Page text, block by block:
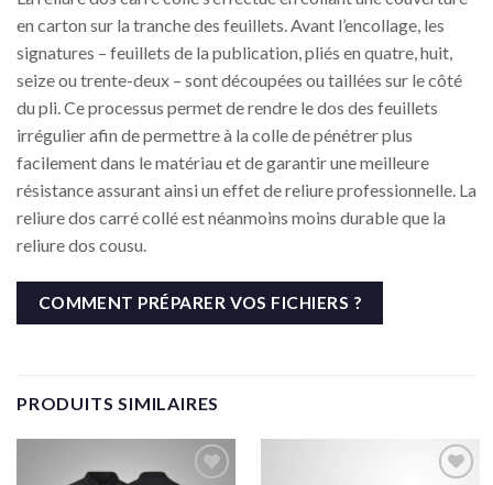
en carton sur la tranche des feuillets. Avant l’encollage, les
signatures – feuillets de la publication, pliés en quatre, huit,
seize ou trente-deux – sont découpées ou taillées sur le côté
du pli. Ce processus permet de rendre le dos des feuillets
irrégulier afin de permettre à la colle de pénétrer plus
facilement dans le matériau et de garantir une meilleure
résistance assurant ainsi un effet de reliure professionnelle. La
reliure dos carré collé est néanmoins moins durable que la
reliure dos cousu.
COMMENT PRÉPARER VOS FICHIERS ?
PRODUITS SIMILAIRES